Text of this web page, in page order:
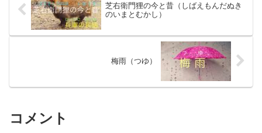
芝右衛門狸の今と昔（しばえもんだぬき
のいまとむかし）
梅雨（つゆ）
コメント